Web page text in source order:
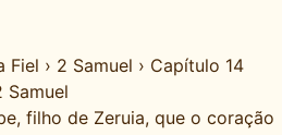
Fiel › 2 Samuel › Capítulo 14
Samuel
filho de Zeruia, que o coração